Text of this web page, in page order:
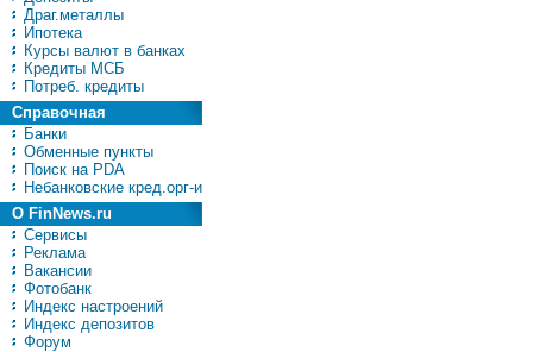
Драг.металлы
Ипотека
Курсы валют в банках
Кредиты МСБ
Потреб. кредиты
Справочная
Банки
Обменные пункты
Поиск на PDA
Небанковские кред.орг-и
О FinNews.ru
Сервисы
Реклама
Вакансии
Фотобанк
Индекс настроений
Индекс депозитов
Форум